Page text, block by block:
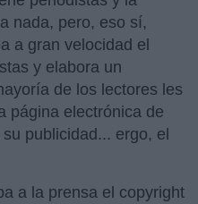
nada, pero, eso sí,
a gran velocidad el
y elabora un
de los lectores les
página electrónica de
publicidad... ergo, el
a la prensa el copyright